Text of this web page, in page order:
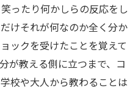
ったり何かしらの反応をし
けそれが何なのか全く分か
ックを受けたことを覚えて
が教える側に立つまで、コ
校や大人から教わることは